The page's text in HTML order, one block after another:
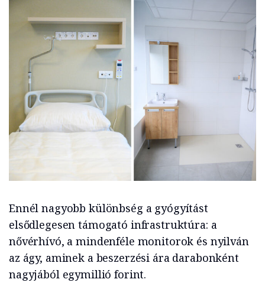
Ennél nagyobb különbség a gyógyítást
elsődlegesen támogató infrastruktúra: a
nővérhívó, a mindenféle monitorok és nyilván
az ágy, aminek a beszerzési ára darabonként
nagyjából egymillió forint.